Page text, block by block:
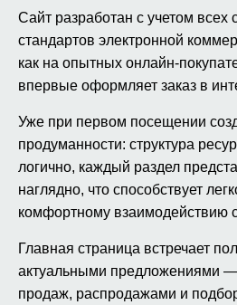
Сайт разработан с учетом всех
стандартов электронной
как на опытных онлайн-
впервые оформляет заказ в
Уже при первом посещении
продуманности: структура
логично, каждый раздел
наглядно, что способствует
комфортному взаимодействию
Главная страница встречает
актуальными предложениями
продаж, распродажами и